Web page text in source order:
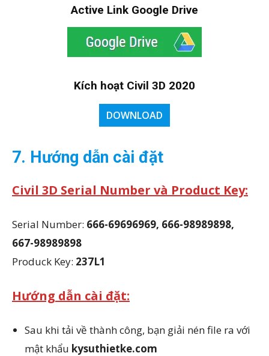
Active Link Google Drive
Kích hoạt Civil 3D 2020
DOWNLOAD
7. Hướng dẫn cài đặt
Civil 3D Serial Number và Product Key:
Serial Number: 666-69696969, 666-98989898,
667-98989898
Produck Key: 237L1
Hướng dẫn cài đặt:
Sau khi tải về thành công, bạn giải nén file ra với
mật khẩu kysuthietke.com